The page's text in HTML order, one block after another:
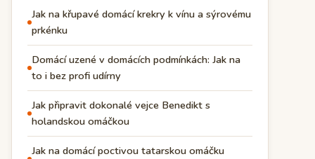
Jak na křupavé domácí krekry k vínu a sýrovému
prkénku
Domácí uzené v domácích podmínkách: Jak na
to i bez profi udírny
Jak připravit dokonalé vejce Benedikt s
holandskou omáčkou
Jak na domácí poctivou tatarskou omáčku